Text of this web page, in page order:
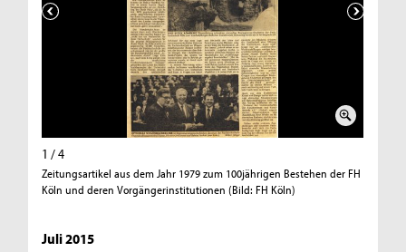
1 / 4
Zeitungsartikel aus dem Jahr 1979 zum 100jährigen Bestehen der FH
Köln und deren Vorgängerinstitutionen (Bild: FH Köln)
Juli 2015